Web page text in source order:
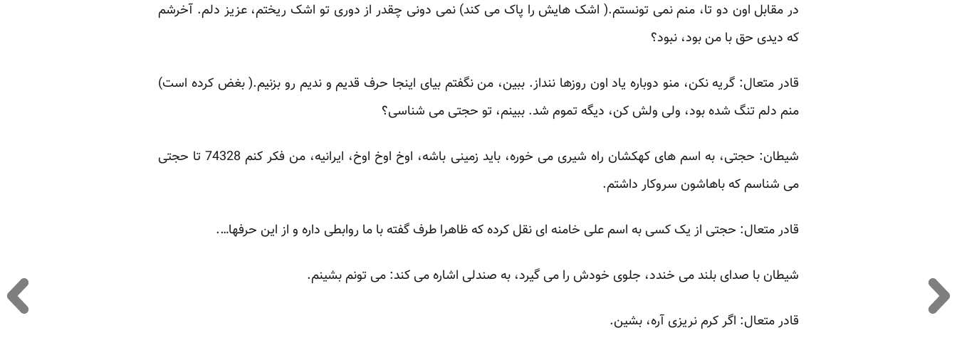
در مقابل اون دو تا، منم نمی تونستم.( اشک هایش را پاک می کند) نمی دونی چقدر از دوری تو اشک ریختم، عزیز دلم. آخرشم
که دیدی حق با من بود، نبود؟
قادر متعال: گریه نکن، منو دوباره یاد اون روزها ننداز. ببین، من نگفتم بیای اینجا حرف قدیم و ندیم رو بزنیم.( بغض کرده است)
منم دلم تنگ شده بود، ولی ولش کن، دیگه تموم شد. ببینم، تو حجتی می شناسی؟
شیطان: حجتی، به اسم های کهکشان راه شیری می خوره، باید زمینی باشه، اوخ اوخ اوخ، ایرانیه، من فکر کنم 74328 تا حجتی
می شناسم که باهاشون سروکار داشتم.
قادر متعال: حجتی از یک کسی به اسم علی خامنه ای نقل کرده که ظاهرا طرف گفته با ما روابطی داره و از این حرفها….
شیطان با صدای بلند می خندد، جلوی خودش را می گیرد، به صندلی اشاره می کند: می تونم بشینم.
قادر متعال: اگر کرم نریزی آره، بشین.